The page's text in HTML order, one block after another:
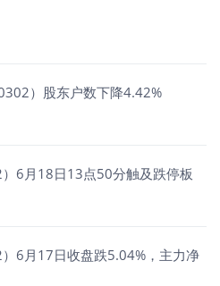
）股东户数下降4.42%
6月18日13点50分触及跌停板
6月17日收盘跌5.04%，主力净